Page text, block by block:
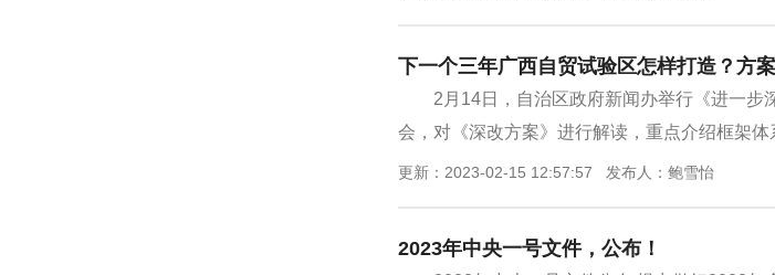
下一个三年广西自贸试验区怎样打造？方案
2月14日，自治区政府新闻办举行《进一
会，对《深改方案》进行解读，重点介绍框架
更新：2023-02-15 12:57:57 发布人：鲍雪怡
2023年中央一号文件，公布！